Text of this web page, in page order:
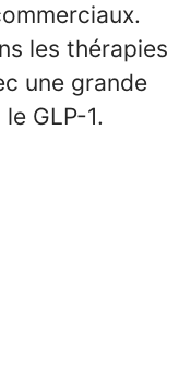
les thérapies
une grande
GLP-1.